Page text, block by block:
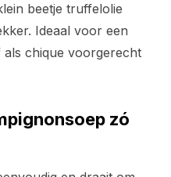
beetje truffelolie
Ideaal voor een
chique voorgerecht
zó